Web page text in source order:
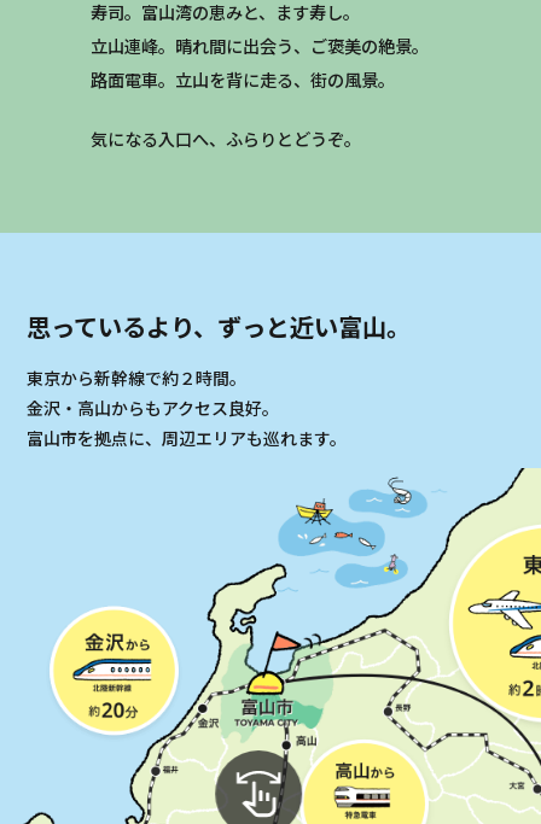
寿司。富山湾の恵みと、ます寿し。
立山連峰。晴れ間に出会う、ご褒美の絶景。
路面電車。立山を背に走る、街の風景。
気になる入口へ、ふらりとどうぞ。
思っているより、ずっと近い富山。
東京から新幹線で約２時間。
金沢・高山からもアクセス良好。
富山市を拠点に、周辺エリアも巡れます。